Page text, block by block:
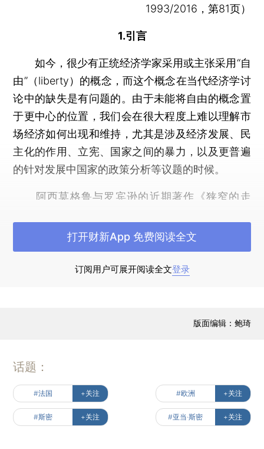
1993/2016，第81页）
1.引言
如今，很少有正统经济学家采用或主张采用“自
由”（liberty）的概念，而这个概念在当代经济学讨
论中的缺失是有问题的。由于未能将自由的概念置
于更中心的位置，我们会在很大程度上难以理解市
场经济如何出现和维持，尤其是涉及经济发展、民
主化的作用、立宪、国家之间的暴力，以及更普遍
的针对发展中国家的政策分析等议题的时候。
阿西莫格鲁与罗宾逊的近期著作《狭窄的走
分析的核心。事实上，这也是他们开启全书主要论
点的序言所用的第一个词汇。两位作者发现自由处
于发展的中心位置，以自由为特征的各个国家步入
坦”（专制政权）状态，或者由于利维坦尚未出现而
维坦状态或缺乏利维坦状态之间循环，但通常不会
跨越边界，进入以增长、自由与有限政府为特征的
狭窄走廊。阿西莫格鲁与罗宾逊的著作在全球受到
数百万读者关注，影响巨大，他们对自由的关注也
订阅用户可展开阅读全文登录
打开财新App 免费阅读全文
版面编辑：鲍琦
话题：
#法国 +关注 #欧洲 +关注
#斯密 +关注 #亚当·斯密 +关注